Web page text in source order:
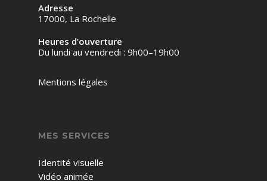
Adresse
17000, La Rochelle
Heures d’ouverture
Du lundi au vendredi : 9h00–19h00
Mentions légales
MES SERVICES
Identité visuelle
Vidéo animée